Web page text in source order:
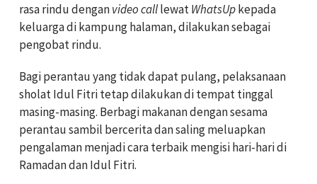
rasa rindu denganvideo calllewatWhatsUpkepada
keluarga di kampung halaman, dilakukan sebagai
pengobat rindu.
Bagi perantau yang tidak dapat pulang, pelaksanaan
sholat Idul Fitri tetap dilakukan di tempat tinggal
masing-masing. Berbagi makanan dengan sesama
perantau sambil bercerita dan saling meluapkan
pengalaman menjadi cara terbaik mengisi hari-hari di
Ramadan dan Idul Fitri.